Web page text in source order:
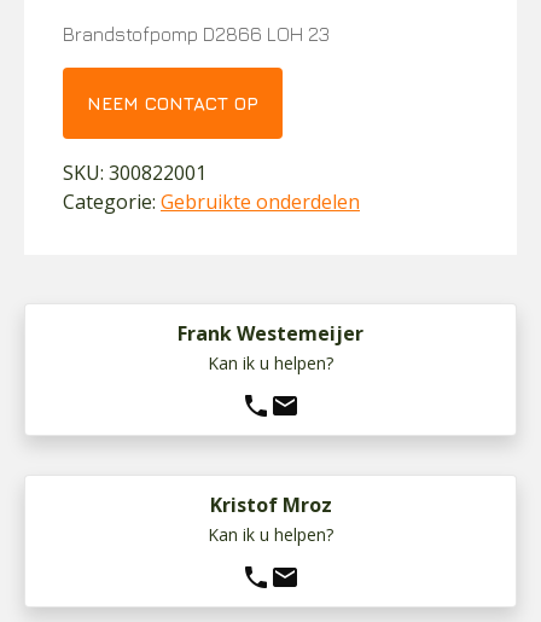
Brandstofpomp D2866 LOH 23
NEEM CONTACT OP
SKU: 300822001
Categorie: Gebruikte onderdelen
Frank Westemeijer
Kan ik u helpen?
phone mail
Kristof Mroz
Kan ik u helpen?
phone mail